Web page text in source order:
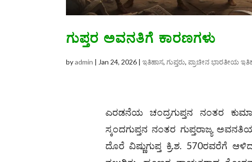
ಗುಪ್ತರ ಅವನತಿಗೆ ಕಾರಣಗಳು
byadmin | Jan 24, 2026 |ಇತಿಹಾಸ, ಗುಪ್ತರು,ಪ್ರಾಚೀನ ಭಾರತೀಯ
ಎರಡನೆಯ ಚಂದ್ರಗುಪ್ತನ ನಂತರ
ಸ್ಕಂದಗುಪ್ತನ ನಂತರ ಗುಪ್ತರಾಜ್ಯ
ದೊರೆ ವಿಷ್ಣುಗುಪ್ತ ಕ್ರಿ.ಶ. 570ರವರೆಗೆ